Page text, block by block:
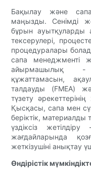
Бақылау және
маңызды. Сенiмдi
бұрын ауытқуларды
тексерулерi,
процедуралары
сапа менеджменті
айырмашылық -
құжаттамасын,
талдауды (FMEA)
түзету
Қысқасы, сапа мен
берiктiк, материалды
үздiксiз
жағдайларында
жеткізушiнi анықтау
Өндірістік